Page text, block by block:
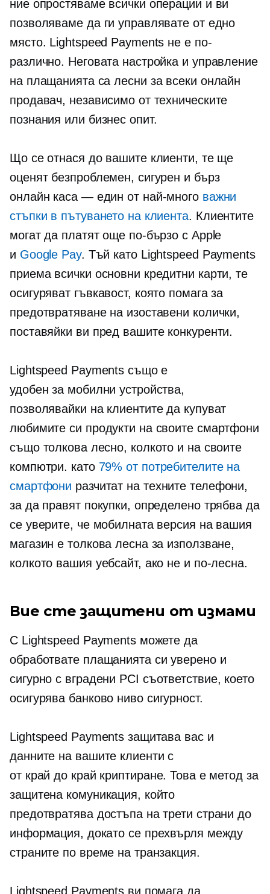
ние опростяваме всички операции и ви
позволяваме да ги управлявате от едно
място. Lightspeed Payments не е по-
различно. Неговата настройка и управление
на плащанията са лесни за всеки онлайн
продавач, независимо от техническите
познания или бизнес опит.
Що се отнася до вашите клиенти, те ще
оценят безпроблемен, сигурен и бърз
онлайн каса — един от най-много важни
стъпки в пътуването на клиента. Клиентите
могат да платят още по-бързо с Apple
и Google Pay. Тъй като Lightspeed Payments
приема всички основни кредитни карти, те
осигуряват гъвкавост, която помага за
предотвратяване на изоставени колички,
поставяйки ви пред вашите конкуренти.
Lightspeed Payments също е
удобен за мобилни устройства,
позволявайки на клиентите да купуват
любимите си продукти на своите смартфони
също толкова лесно, колкото и на своите
компютри. като 79% от потребителите на
смартфони разчитат на техните телефони,
за да правят покупки, определено трябва да
се уверите, че мобилната версия на вашия
магазин е толкова лесна за използване,
колкото вашия уебсайт, ако не и по-лесна.
Вие сте защитени от измами
С Lightspeed Payments можете да
обработвате плащанията си уверено и
сигурно с вградени PCI съответствие, което
осигурява банково нивосигурност.
Lightspeed Payments защитава вас и
данните на вашите клиенти с
от край до край криптиране. Това е метод за
защитена комуникация, който
предотвратява достъпа на трети страни до
информация, докато се прехвърля между
страните по време на транзакция.
Lightspeed Payments ви помага да